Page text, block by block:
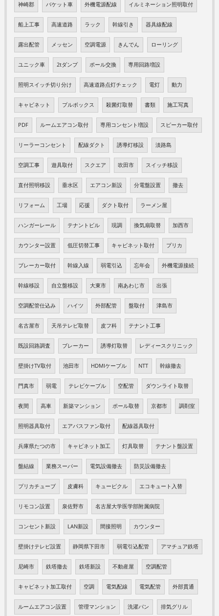
神崎郡 バケット車 外機電源配線 イルミネーション照明取付
船上工事 高速道路 ラック 幹線引き 器具線配線
露出配管 メッセン 空調電源 きんでん ローリング
ユニック車 2tダンプ ポール交換 専用回路増設
照明スイッチ切り分け 高速道路点灯チェック 電灯 動力
キャビネット プルボックス 殺菌灯取替 書類 施工写真
PDF ルームエアコン取付 専用コンセント増設 スピーカー取付
リーラーコンセント 配線ダクト 誘導灯移設 淡路島
空調工事 遊具取付 スクエア 吹田市 スイッチ移設
直付照明移設 垂水区 エアコン新設 分電盤設置 撤去
リフォーム 工場 応援 ダクト取付 ラーメン屋
ハンガーレール テナントビル 現調 換気扇取替 加西市
カウンター設置 低圧切替工事 キャビネット取付 プリカ
ブレーカー取付 幹線入線 弱電引込 忘年会 外機電源接続
幹線移設 自立盤移設 大東市 南あわじ市 出張
空調配管仕込み ハイツ 外部配管 盤取付 津島市
名古屋市 天吊テレビ取替 皮フ科 テナント工事
既設回路調査 ブレーカー 誘導灯取替 レディースクリニック
壁掛けTV取付 池田市 HDMIケーブル NTT 幹線撤去
門真市 弱電 テレビケーブル 空配管 ダウンライト取替
夜間 高車 新築マンション ポール取替 京都市 調剤室
照明器具取付 エアパスファン取付 配線器具取付
兵庫県たつの市 キャビネット加工 灯具取替 テナント盤設置
盤結線 業務スーパー 電気設備撤去 防災設備撤去
プリカチューブ 皮膚科 キューピクル エコキュート入替
リモコン設置 泉佐野市 名古屋大学医学部附属病院
コンセント新設 LAN新設 間接照明 カウンター
壁掛けテレビ設置 静岡県下田市 弱電引込配管 アマチュア鉄塔
尼崎市 鉄塔撤去 鉄塔新設 不動産屋 空調配管
キャビネット加工取付 空調 電気配線 電気配管 外部貫通
ルームエアコン設置 管理マンション 洗濯パン 排気グリル